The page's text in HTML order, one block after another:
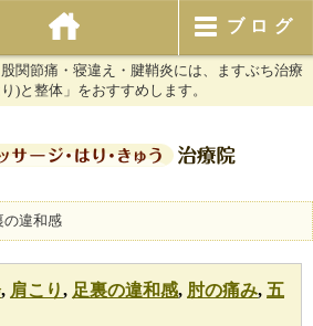
ブログ
関節痛・寝違え・腱鞘炎には、ますぶち治療
)と整体」をおすすめします。
の違和感
, 肩こり, 足裏の違和感, 肘の痛み, 五